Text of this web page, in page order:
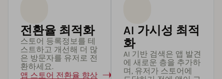
전환율 최적화
스토어 등록정보를 테
스트하고 개선해 더 많
은 방문자를 유저로 전
환하세요.
앱 스토어 전환율 향상
AI 가시성 최적
화
AI 기반 검색은 앱 발견
에 새로운 층을 추가하
며, 유저가 스토어에